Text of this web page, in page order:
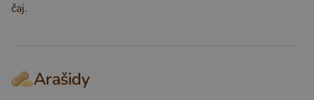
čaj.
Arašidy